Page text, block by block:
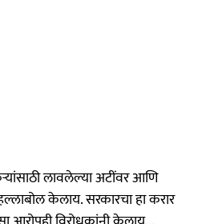
लावलेल्या अटींवर आणि
केलाय. सरकारचा हा करार